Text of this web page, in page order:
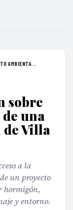
AMBIENTA...
sobre
una
de Villa
a la
un proyecto
hormigón,
y entorno.